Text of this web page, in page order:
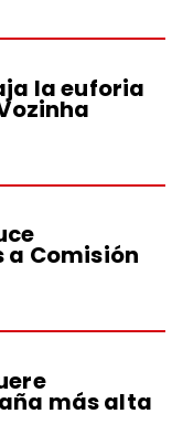
la euforia
Comisión
más alta